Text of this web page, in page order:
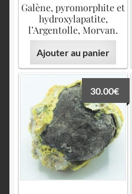
Galène, pyromorphite et
hydroxylapatite,
l’Argentolle, Morvan.
Ajouter au panier
30.00€